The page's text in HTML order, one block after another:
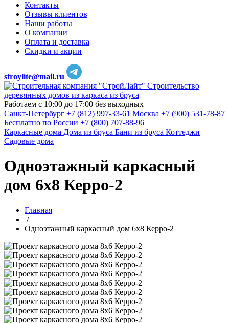
Контакты
Отзывы клиентов
Наши работы
О компании
Оплата и доставка
Скидки и акции
stroylite@mail.ru
Строительство
деревянных домов из каркаса из бруса
Работаем с 10:00 до 17:00 без выходных
Санкт-Петербург +7 (812) 997-33-61 Москва +7 (900) 531-78-87
Бесплатно по России +7 (800) 707-88-96
Каркасные дома Дома из бруса Бани из бруса Коттеджи
Садовые дома
Одноэтажный каркасный
дом 6х8 Керро-2
Главная
/
Одноэтажный каркасный дом 6х8 Керро-2